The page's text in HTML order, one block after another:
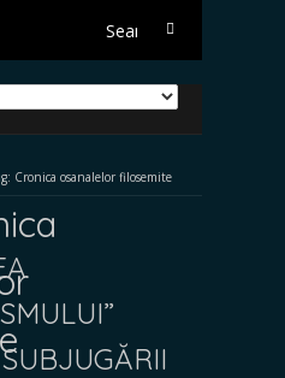
Search
Cronica osanalelor filosemite